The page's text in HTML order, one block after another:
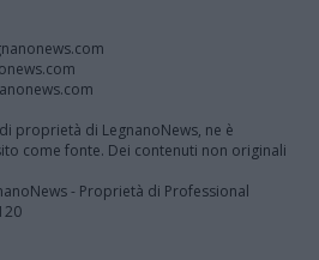
proprietà di LegnanoNews, ne è
come fonte. Dei contenuti non originali
- Proprietà di Professional